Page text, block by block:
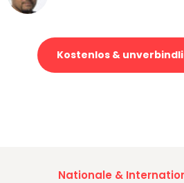
Kostenlos &
Nationale &